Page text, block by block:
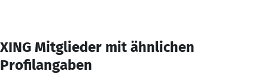
XING Mitglieder mit ähnlichen
Profilangaben